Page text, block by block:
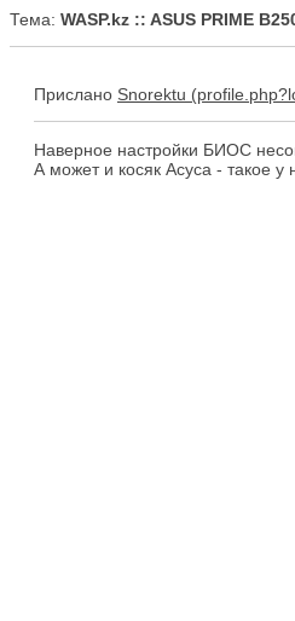
Тема: WASP.kz :: ASUS PRIME
Прислано Snorektu
Наверное настройки БИОС
А может и косяк Асуса - такое